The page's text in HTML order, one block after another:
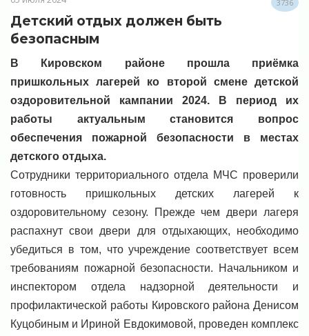
3736
Детский отдых должен быть
безопасным
В Кировском районе прошла приёмка
пришкольных лагерей ко второй смене детской
оздоровительной кампании 2024. В период их
работы актуальным становится вопрос
обеспечения пожарной безопасности в местах
детского отдыха.
Сотрудники территориального отдела МЧС проверили
готовность пришкольных детских лагерей к
оздоровительному сезону. Прежде чем двери лагеря
распахнут свои двери для отдыхающих, необходимо
убедиться в том, что учреждение соответствует всем
требованиям пожарной безопасности. Начальником и
инспектором отдела надзорной деятельности и
профилактической работы Кировского района Денисом
Куцобиным и Ириной Евдокимовой, проведен комплекс